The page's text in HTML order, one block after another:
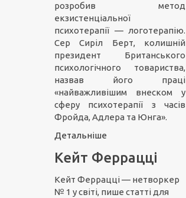
розробив метод
екзистенціальної
психотерапії — логотерапію.
Сер Сиріл Берт, колишній
президент Британського
психологічного товариства,
назвав його праці
«найважливішим внеском у
сферу психотерапії з часів
Фройда, Адлера та Юнга».
Детальніше
Кейт Феррацці
Кейт Феррацці — нетворкер
№ 1 у світі, пише статті для